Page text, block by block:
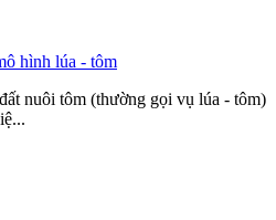
hình lúa - tôm
nuôi tôm (thường gọi vụ lúa - tôm)